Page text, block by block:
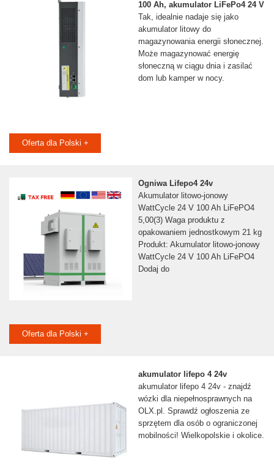
100 Ah, akumulator LiFePo4 24 V
Tak, idealnie nadaje się jako
akumulator litowy do
magazynowania energii słonecznej.
Może magazynować energię
słoneczną w ciągu dnia i zasilać
dom lub kamper w nocy.
Oferta dla Polski +
Ogniwa Lifepo4 24v
Akumulator litowo-jonowy
WattCycle 24 V 100 Ah LiFePO4
5,00(3) Waga produktu z
opakowaniem jednostkowym 21 kg
Produkt: Akumulator litowo-jonowy
WattCycle 24 V 100 Ah LiFePO4
Dodaj do
Oferta dla Polski +
akumulator lifepo 4 24v
akumulator lifepo 4 24v - znajdź
wózki dla niepełnosprawnych na
OLX.pl. Sprawdź ogłoszenia ze
sprzętem dla osób o ograniczonej
mobilności! Wielkopolskie i okolice.